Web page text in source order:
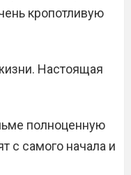
кропотливую
Настоящая
полноценную
с самого начала и